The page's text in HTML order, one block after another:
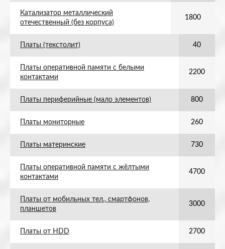
Катализатор металлический
отечественный (без корпуса)
1800
Платы (текстолит) 40
Платы оперативной памяти с белыми
контактами
2200
Платы периферийные (мало элементов) 800
Платы мониторные 260
Платы материнские 730
Платы оперативной памяти с жёлтыми
контактами
4700
Платы от мобильных тел., смартфонов,
планшетов
3000
Платы от HDD 2700